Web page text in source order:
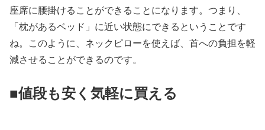
座席に腰掛けることができることになります。つまり、
「枕があるベッド」に近い状態にできるということです
ね。このように、ネックピローを使えば、首への負担を軽
減させることができるのです。
■値段も安く気軽に買える